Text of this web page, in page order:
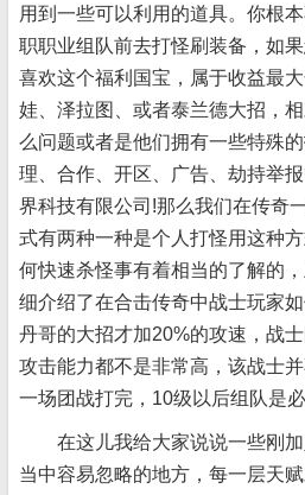
用到一些可以利用的道具。你根
职职业组队前去打怪刷装备，如
喜欢这个福利国宝，属于收益最
娃、泽拉图、或者泰兰德大招，
么问题或者是他们拥有一些特殊
理、合作、开区、广告、劫持举
界科技有限公司!那么我们在传奇
式有两种一种是个人打怪用这种
何快速杀怪事有着相当的了解的
细介绍了在合击传奇中战士玩家
丹哥的大招才加20%的攻速，战
攻击能力都不是非常高，该战士
一场团战打完，10级以后组队是必
在这儿我给大家说说一些刚加
当中容易忽略的地方，每一层天